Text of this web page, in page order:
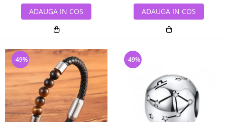
ADAUGA IN COS ADAUGA IN COS
-49% -49%